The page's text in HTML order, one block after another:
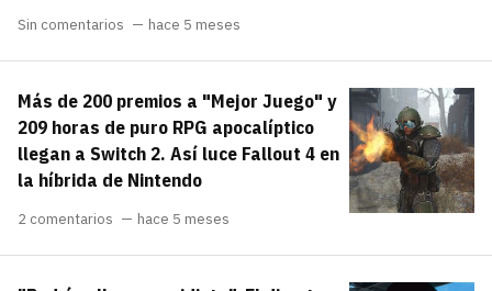
Sin comentarios hace 5 meses
Más de 200 premios a "Mejor Juego" y
209 horas de puro RPG apocalíptico
llegan a Switch 2. Así luce Fallout 4 en
la híbrida de Nintendo
2 comentarios hace 5 meses